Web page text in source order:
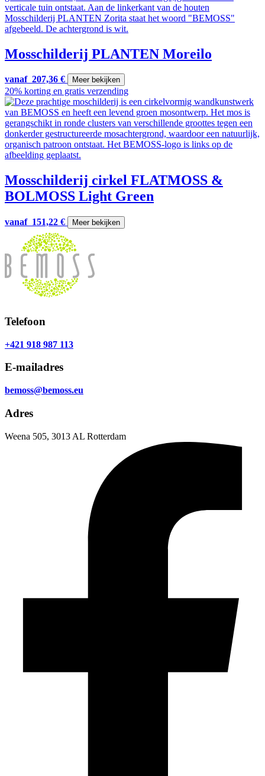
Mosschilderij PLANTEN Moreilo
vanaf 207,36 € Meer bekijken
20% korting en gratis verzending
Mosschilderij cirkel FLATMOSS &
BOLMOSS Light Green
vanaf 151,22 € Meer bekijken
Telefoon
+421 918 987 113
E-mailadres
bemoss@bemoss.eu
Adres
Weena 505, 3013 AL Rotterdam